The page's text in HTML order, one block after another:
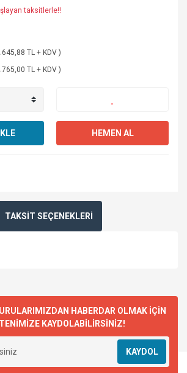
taksitlerle!!
TL + KDV )
TL + KDV )
HEMEN AL
TAKSİT SEÇENEKLERİ
HABERDAR OLMAK İÇİN
KAYDOLABİLİRSİNİZ!
KAYDOL